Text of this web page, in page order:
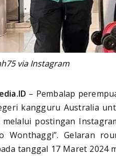
via Instagram
– Pembalap
kangguru Australia
postingan
Wonthaggi”. Gelaran
tanggal 17 Maret 2024